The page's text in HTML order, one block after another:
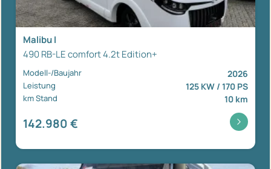
Malibu I
490 RB-LE comfort 4.2t Edition+
Modell-/Baujahr 2026
Leistung 125 KW / 170 PS
km Stand 10 km
142.980 €